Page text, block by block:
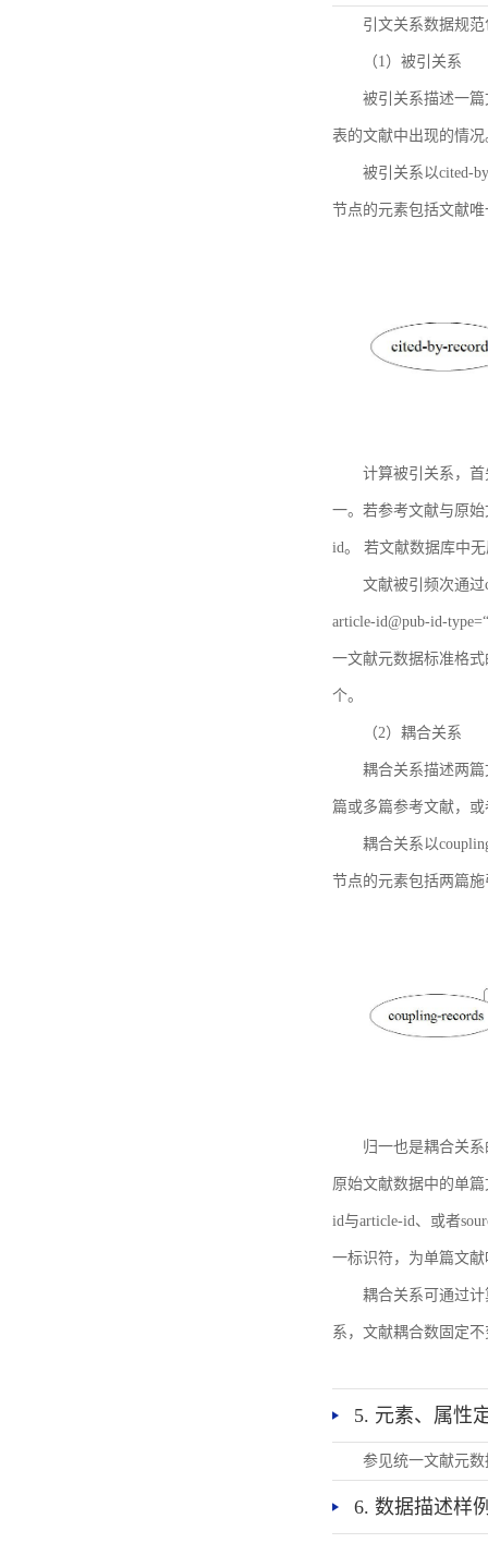
引文关系数据规
（1）被引关系
被引关系描述一
表的文献中出现的情况
被引关系以cited-
节点的元素包括文献
计算被引关系，
一。若参考文献与原
id。 若文献数据库中
文献被引频次通
article-id@pub-id-
一文献元数据标准格
个。
（2）耦合关系
耦合关系描述两
篇或多篇参考文献，
耦合关系以
节点的元素包括两篇
归一也是耦合关
原始文献数据中的单篇
id与article-id、或者
一标识符，为单篇文
耦合关系可通过
系，文献耦合数固定不
5. 元素、属性
参见统一文献元
6. 数据描述样